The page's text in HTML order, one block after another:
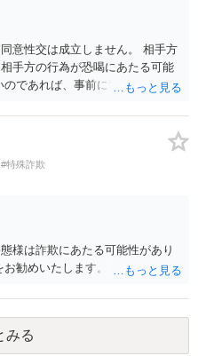
意性交は成立しません。 相手方
手方の行為が恐喝にあたる可能
であれば、事前に警察に相談す
#特殊詐欺
様は詐欺にあたる可能性があり
勧めいたします。
みる